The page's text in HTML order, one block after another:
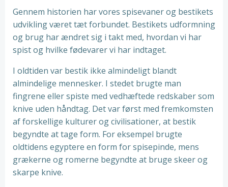
Gennem historien har vores spisevaner og bestikets
udvikling været tæt forbundet. Bestikets udformning
og brug har ændret sig i takt med, hvordan vi har
spist og hvilke fødevarer vi har indtaget.
I oldtiden var bestik ikke almindeligt blandt
almindelige mennesker. I stedet brugte man
fingrene eller spiste med vedhæftede redskaber som
knive uden håndtag. Det var først med fremkomsten
af ​​forskellige kulturer og civilisationer, at bestik
begyndte at tage form. For eksempel brugte
oldtidens egyptere en form for spisepinde, mens
grækerne og romerne begyndte at bruge skeer og
skarpe knive.